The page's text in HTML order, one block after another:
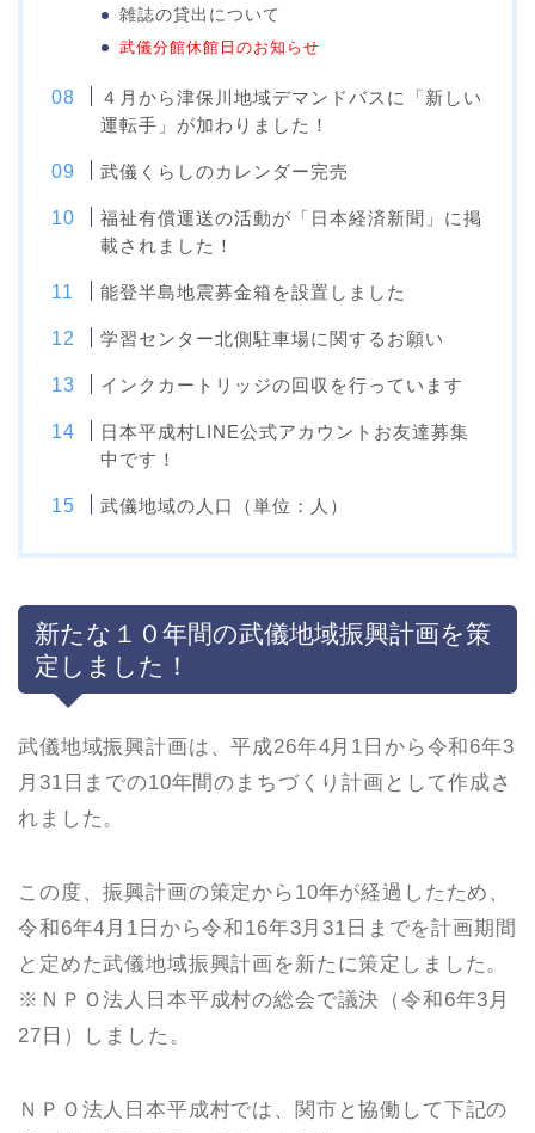
雑誌の貸出について
武儀分館休館日のお知らせ
４月から津保川地域デマンドバスに「新しい
運転手」が加わりました！
武儀くらしのカレンダー完売
福祉有償運送の活動が「日本経済新聞」に掲
載されました！
能登半島地震募金箱を設置しました
学習センター北側駐車場に関するお願い
インクカートリッジの回収を行っています
日本平成村LINE公式アカウントお友達募集
中です！
武儀地域の人口（単位：人）
新たな１０年間の武儀地域振興計画を策
定しました！
武儀地域振興計画は、平成26年4月1日から令和6年3
月31日までの10年間のまちづくり計画として作成さ
れました。
この度、振興計画の策定から10年が経過したため、
令和6年4月1日から令和16年3月31日までを計画期間
と定めた武儀地域振興計画を新たに策定しました。
※ＮＰＯ法人日本平成村の総会で議決（令和6年3月
27日）しました。
ＮＰＯ法人日本平成村では、関市と協働して下記の